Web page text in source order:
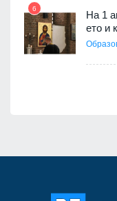
6
На 1
ето и